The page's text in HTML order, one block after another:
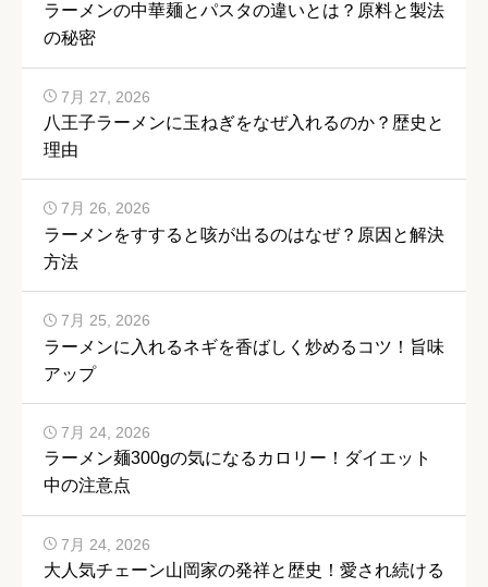
ラーメンの中華麺とパスタの違いとは？原料と製法
の秘密
八王子ラーメンに玉ねぎをなぜ入れるのか？歴史と
理由
7月 27, 2026
ラーメンをすすると咳が出るのはなぜ？原因と解決
方法
7月 26, 2026
ラーメンに入れるネギを香ばしく炒めるコツ！旨味
アップ
7月 25, 2026
ラーメン麺300gの気になるカロリー！ダイエット
中の注意点
7月 24, 2026
大人気チェーン山岡家の発祥と歴史！愛され続ける
7月 24, 2026